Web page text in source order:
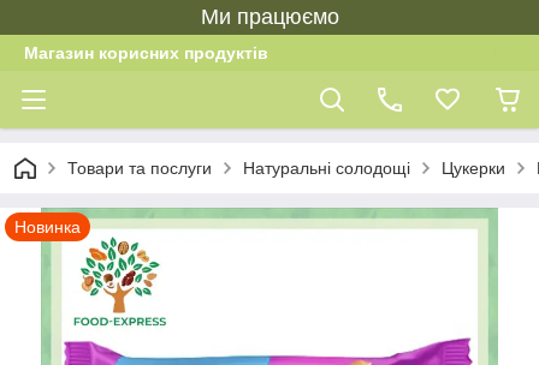
Ми працюємо
Магазин корисних продуктів
Товари та послуги Натуральні солодощі Цукерки
Новинка